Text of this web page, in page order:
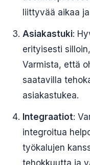
liittyvää aikaa
Asiakastuki:
erityisesti
Varmista, että
saatavilla
asiakastukea.
Integraatiot:
integroitua
työkalujen
tehokkuutta ja